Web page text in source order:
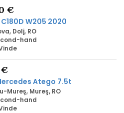
€
C180D W205 2020
Dolj, RO
hand
€
Atego 7.5t
Mureş, Mureş, RO
hand